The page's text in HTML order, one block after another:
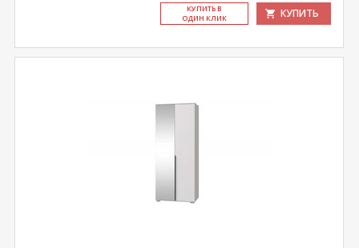
КУ­ПИТЬ В
ОДИН КЛИК
КУПИТЬ